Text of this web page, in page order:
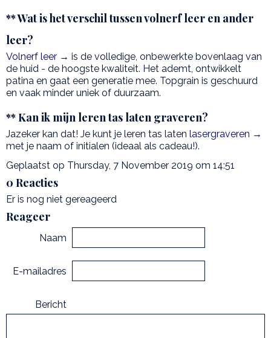
** Wat is het verschil tussen volnerf leer en ander
leer?
Volnerf leer → is de volledige, onbewerkte bovenlaag van
de huid - de hoogste kwaliteit. Het ademt, ontwikkelt
patina en gaat een generatie mee. Topgrain is geschuurd
en vaak minder uniek of duurzaam.
** Kan ik mijn leren tas laten graveren?
Jazeker kan dat! Je kunt je leren tas laten lasergraveren →
met je naam of initialen (ideaal als cadeau!).
Geplaatst op Thursday, 7 November 2019 om 14:51
0 Reacties
Er is nog niet gereageerd
Reageer
Naam
E-mailadres
Bericht